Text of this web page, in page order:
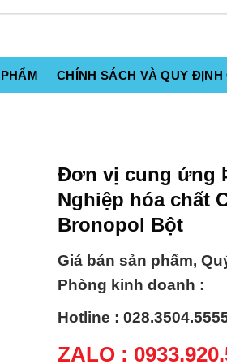
CHÍNH SÁCH VÀ QUY ĐỊNH
Đơn vị cung ứng
Nghiệp hóa chất
Bronopol Bột
Giá bán sản phẩm,
Phòng kinh doanh :
Hotline :
ZALO :